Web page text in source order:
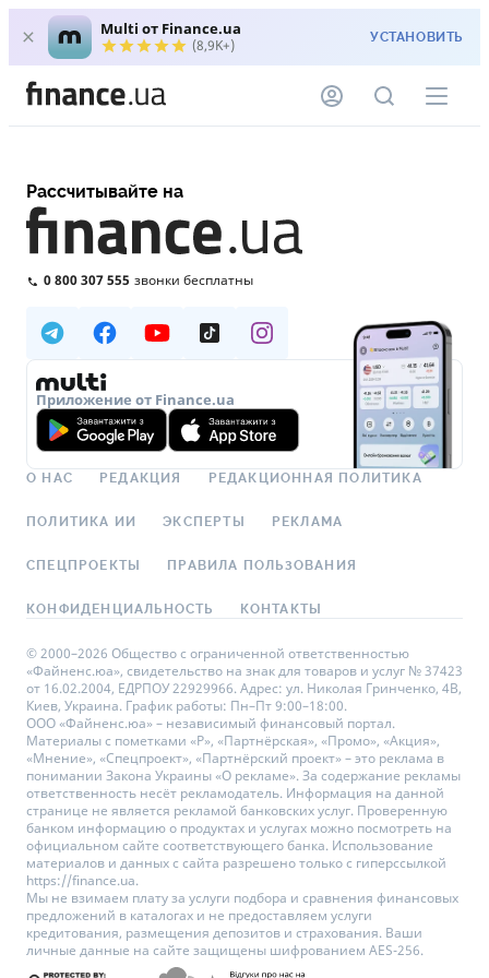
Multi от Finance.ua
(8,9K+) УСТАНОВИТЬ
Рассчитывайте на
0 800 307 555 звонки бесплатны
Приложение от Finance.ua
О НАС РЕДАКЦИЯ РЕДАКЦИОННАЯ ПОЛИТИКА
ПОЛИТИКА ИИ ЭКСПЕРТЫ РЕКЛАМА
СПЕЦПРОЕКТЫ ПРАВИЛА ПОЛЬЗОВАНИЯ
КОНФИДЕНЦИАЛЬНОСТЬ КОНТАКТЫ
© 2000–2026 Общество с ограниченной ответственностью
«Файненс.юа», свидетельство на знак для товаров и услуг № 37423
от 16.02.2004, ЕДРПОУ 22929966. Адрес: ул. Николая Гринченко, 4В,
Киев, Украина. График работы: Пн–Пт 9:00–18:00.
ООО «Файненс.юа» – независимый финансовый портал.
Материалы с пометками «Р», «Партнёрская», «Промо», «Акция»,
«Мнение», «Спецпроект», «Партнёрский проект» – это реклама в
понимании Закона Украины «О рекламе». За содержание рекламы
ответственность несёт рекламодатель. Информация на данной
странице не является рекламой банковских услуг. Проверенную
банком информацию о продуктах и услугах можно посмотреть на
официальном сайте соответствующего банка. Использование
материалов и данных с сайта разрешено только с гиперссылкой
https://finance.ua.
Мы не взимаем плату за услуги подбора и сравнения финансовых
предложений в каталогах и не предоставляем услуги
кредитования, размещения депозитов и страхования. Ваши
личные данные на сайте защищены шифрованием AES-256.